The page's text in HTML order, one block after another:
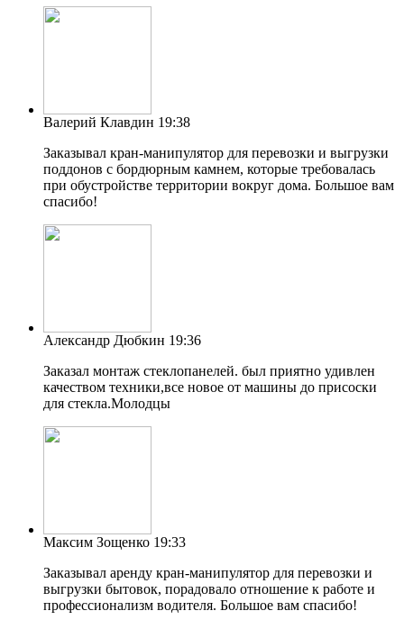
Валерий Клавдин 19:38
Заказывал кран-манипулятор для перевозки и выгрузки
поддонов с бордюрным камнем, которые требовалась
при обустройстве территории вокруг дома. Большое вам
спасибо!
Александр Дюбкин 19:36
Заказал монтаж стеклопанелей. был приятно удивлен
качеством техники,все новое от машины до присоски
для стекла.Молодцы
Максим Зощенко 19:33
Заказывал аренду кран-манипулятор для перевозки и
выгрузки бытовок, порадовало отношение к работе и
профессионализм водителя. Большое вам спасибо!